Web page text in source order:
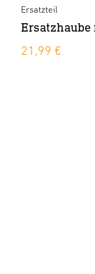
Ersatzteil
Ersatzhaube
21,99 €